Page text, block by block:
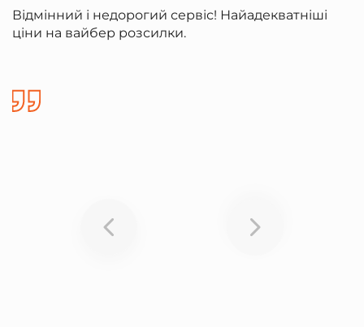
Відмінний і недорогий сервіс! Найадекватніші
ціни на вайбер розсилки.